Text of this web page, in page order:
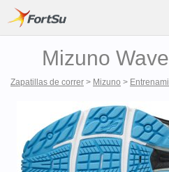
Mizuno
Zapatillas de correr > Mizuno >